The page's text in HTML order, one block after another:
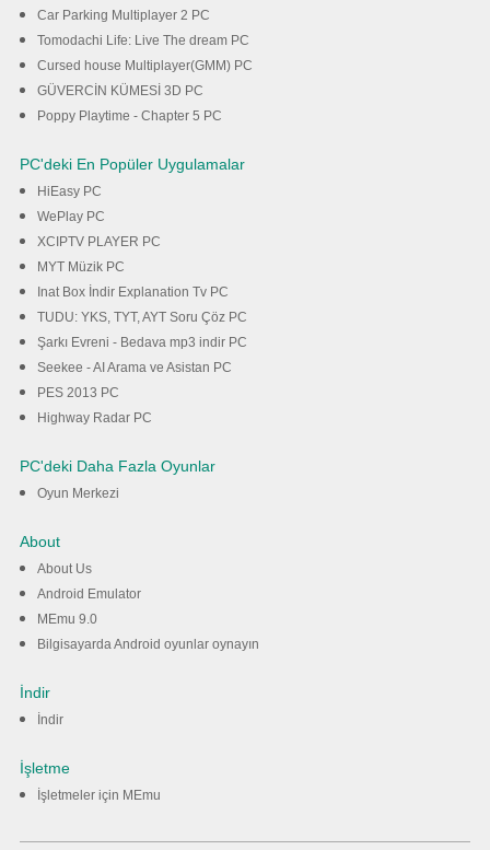
Car Parking Multiplayer 2 PC
Tomodachi Life: Live The dream PC
Cursed house Multiplayer(GMM) PC
GÜVERCİN KÜMESİ 3D PC
Poppy Playtime - Chapter 5 PC
PC'deki En Popüler Uygulamalar
HiEasy PC
WePlay PC
XCIPTV PLAYER PC
MYT Müzik PC
Inat Box İndir Explanation Tv PC
TUDU: YKS, TYT, AYT Soru Çöz PC
Şarkı Evreni - Bedava mp3 indir PC
Seekee - AI Arama ve Asistan PC
PES 2013 PC
Highway Radar PC
PC'deki Daha Fazla Oyunlar
Oyun Merkezi
About
About Us
Android Emulator
MEmu 9.0
Bilgisayarda Android oyunlar oynayın
İndir
İndir
İşletme
İşletmeler için MEmu